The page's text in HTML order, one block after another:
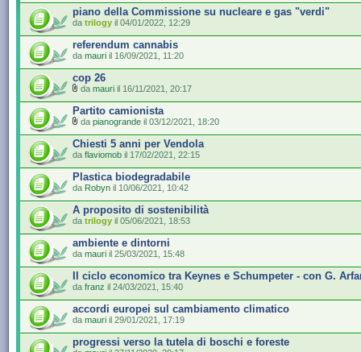
piano della Commissione su nucleare e gas "verdi"
da trilogy il 04/01/2022, 12:29
referendum cannabis
da mauri il 16/09/2021, 11:20
cop 26
da mauri il 16/11/2021, 20:17
Partito camionista
da pianogrande il 03/12/2021, 18:20
Chiesti 5 anni per Vendola
da flaviomob il 17/02/2021, 22:15
Plastica biodegradabile
da Robyn il 10/06/2021, 10:42
A proposito di sostenibilità
da trilogy il 05/06/2021, 18:53
ambiente e dintorni
da mauri il 25/03/2021, 15:48
Il ciclo economico tra Keynes e Schumpeter - con G.
da franz il 24/03/2021, 15:40
accordi europei sul cambiamento climatico
da mauri il 29/01/2021, 17:19
progressi verso la tutela di boschi e foreste